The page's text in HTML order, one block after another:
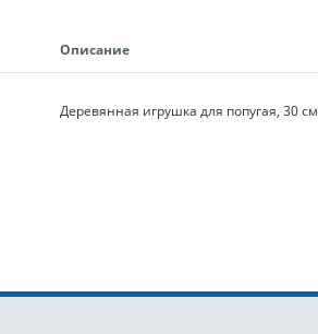
Описание
Деревянная игрушка для попугая, 30 см